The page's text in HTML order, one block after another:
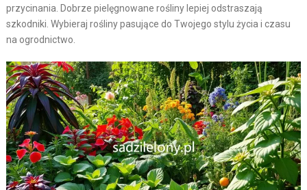
przycinania. Dobrze pielęgnowane rośliny lepiej odstraszają
szkodniki. Wybieraj rośliny pasujące do Twojego stylu życia i czasu
na ogrodnictwo.